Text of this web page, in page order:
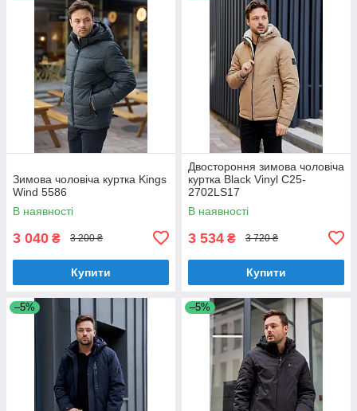
Зимова чоловіча куртка Kings
Wind 5586
В наявності
3 040 ₴ 3 200 ₴
Купити
Двостороння зимова чоловіча
куртка Black Vinyl C25-
2702LS17
В наявності
3 534 ₴ 3 720 ₴
Купити
–5% –5%